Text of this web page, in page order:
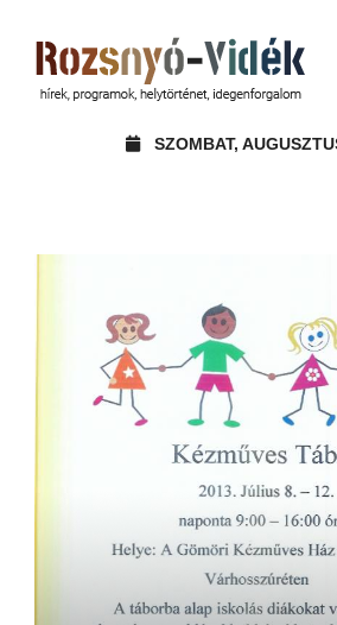
SZOMBAT,